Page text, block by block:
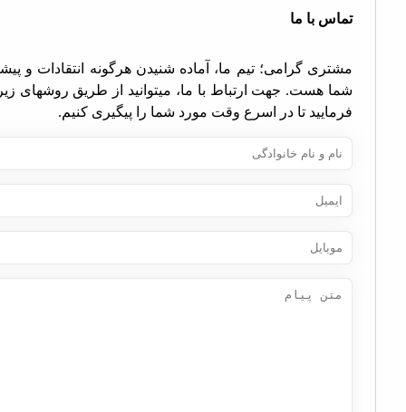
با ما
گرامی؛ تیم ما، آماده شنیدن هرگونه انتقادات و پیشنهادات
هست. جهت ارتباط با ما، میتوانید از طریق روشهای زیر اقدام
تا در اسرع وقت مورد شما را پیگیری کنیم.